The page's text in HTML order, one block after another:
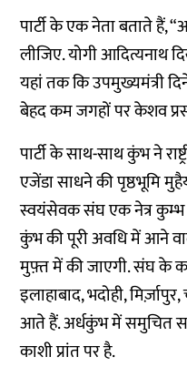
पार्टी के एक नेता बताते हैं,
लीजिए. योगी आदित्यनाथ
यहां तक कि उपमुख्यमंत्री
बेहद कम जगहों पर केशव
पार्टी के साथ-साथ कुंभ ने
एजेंडा साधने की पृष्ठभूमि
स्वयंसेवक संघ एक नेत्र
कुंभ की पूरी अवधि में आने
मुफ़्त में की जाएगी. संघ के
इलाहाबाद, भदोही,
आते हैं. अर्धकुंभ में समुचित
काशी प्रांत पर है.